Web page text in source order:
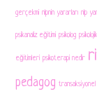
gerçekmi nlpnin yararları nlp
psikanaliz eğitimi psikolog
eğitimleri psikoterapi nedir
pedagog transaksiyonel